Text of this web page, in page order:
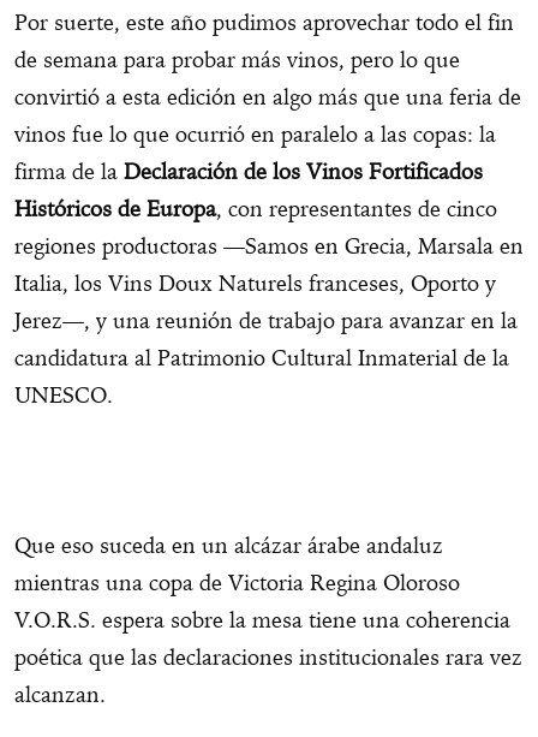
Por suerte, este año pudimos aprovechar todo el fin
de semana para probar más vinos, pero lo que
convirtió a esta edición en algo más que una feria de
vinos fue lo que ocurrió en paralelo a las copas: la
firma de la Declaración de los Vinos Fortificados
Históricos de Europa, con representantes de cinco
regiones productoras —Samos en Grecia, Marsala en
Italia, los Vins Doux Naturels franceses, Oporto y
Jerez—, y una reunión de trabajo para avanzar en la
candidatura al Patrimonio Cultural Inmaterial de la
UNESCO.
Que eso suceda en un alcázar árabe andaluz
mientras una copa de Victoria Regina Oloroso
V.O.R.S. espera sobre la mesa tiene una coherencia
poética que las declaraciones institucionales rara vez
alcanzan.